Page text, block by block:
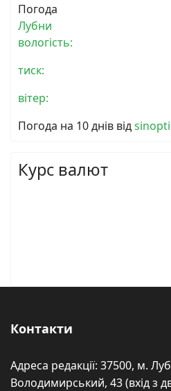
Погода
Лубни
вологість:
тиск:
вітер:
Погода на 10 днів від
Курс валют
Контакти
Адреса редакції: 37500, м.
Володимирський, 43 (вхід з